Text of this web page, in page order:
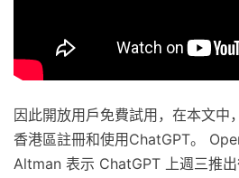
因此開放用戶免費試用，在本文中
香港區註冊和使用ChatGPT。
Altman 表示 ChatGPT 上週三推